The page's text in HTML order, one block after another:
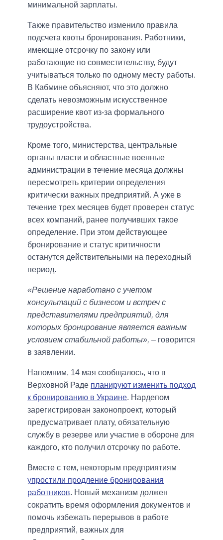
минимальной зарплаты.
Также правительство изменило правила
подсчета квоты бронирования. Работники,
имеющие отсрочку по закону или
работающие по совместительству, будут
учитываться только по одному месту работы.
В Кабмине объясняют, что это должно
сделать невозможным искусственное
расширение квот из-за формального
трудоустройства.
Кроме того, министерства, центральные
органы власти и областные военные
администрации в течение месяца должны
пересмотреть критерии определения
критически важных предприятий. А уже в
течение трех месяцев будет проверен статус
всех компаний, ранее получивших такое
определение. При этом действующее
бронирование и статус критичности
останутся действительными на переходный
период.
«Решение наработано с учетом
консультаций с бизнесом и встреч с
представителями предприятий, для
которых бронирование является важным
условием стабильной работы», – говорится
в заявлении.
Напомним, 14 мая сообщалось, что в
Верховной Раде планируют изменить подход
к бронированию в Украине. Нардепом
зарегистрирован законопроект, который
предусматривает плату, обязательную
службу в резерве или участие в обороне для
каждого, кто получил отсрочку по работе.
Вместе с тем, некоторым предприятиям
упростили продление бронирования
работников. Новый механизм должен
сократить время оформления документов и
помочь избежать перерывов в работе
предприятий, важных для